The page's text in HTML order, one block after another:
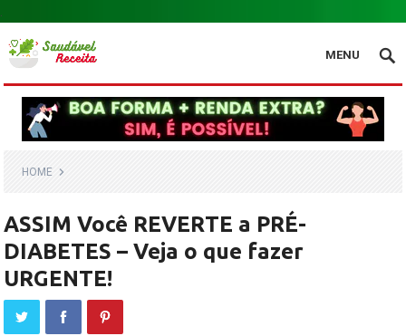
.
MENU
HOME
ASSIM Você REVERTE a PRÉ-
DIABETES – Veja o que fazer
URGENTE!